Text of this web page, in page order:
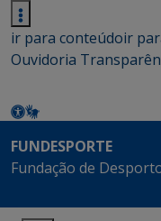
ir para conteúdoir
Ouvidoria
FUNDESPORTE
Fundação de